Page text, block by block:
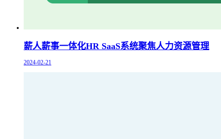
薪人薪事一体化HR SaaS系统聚焦人力资源管理
2024-02-21